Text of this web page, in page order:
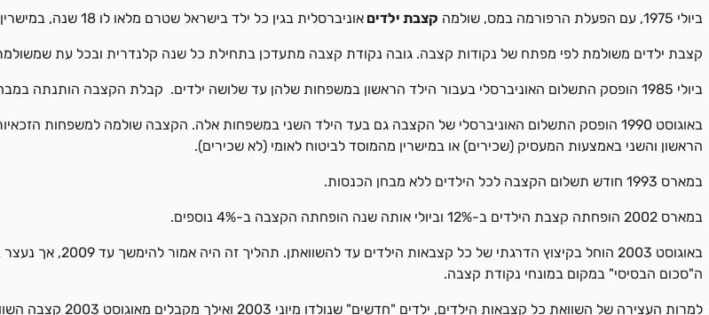
ביולי 1975, עם הפעלת הרפורמה במס, שולמה קצבת ילדים אוניברסלית בגין כל ילד בישראל שטרם מלאו לו 18 שנה, במישרין בידי המוסד לביטוח לאומי.
קצבת ילדים משולמת לפי מפתח של נקודות קצבה. גובה נקודת קצבה מתעדכן בתחילת כל שנה קלנדרית ובכל עת שמשולמת
ביולי 1985 הופסק התשלום האוניברסלי בעבור הילד הראשון במשפחות שלהן עד שלושה ילדים. קבלת הקצבה הותנתה במבחן הכנסות.
באוגוסט 1990 הופסק התשלום האוניברסלי של הקצבה גם בעד הילד השני במשפחות אלה. הקצבה שולמה למשפחות
הראשון והשני באמצעות המעסיק (שכירים) או במישרין מהמוסד לביטוח לאומי (לא שכירים).
במארס 1993 חודש תשלום הקצבה לכל הילדים ללא מבחן הכנסות.
במארס 2002 הופחתה קצבת הילדים ב-12% וביולי אותה שנה הופחתה הקצבה ב-4% נוספים.
ה"סכום הבסיסי" במקום במונחי נקודת קצבה.
למרות העצירה של השוואת כל קצבאות הילדים, ילדים "חדשים" שנולדו מיוני 2003 ואילך מקבלים מאוגוסט 2003 קצבה השווה לקצבת הילד הראשון.